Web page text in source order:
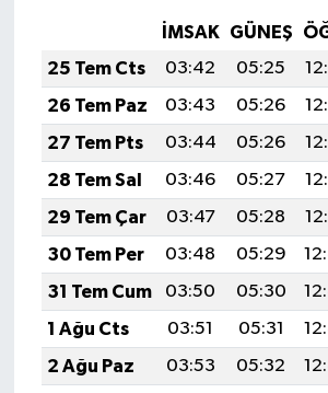
İMSAK GÜNEŞ
25 Tem Cts
03:42 05:25
26 Tem Paz
03:43 05:26
27 Tem Pts
03:44 05:26
28 Tem Sal
03:46 05:27
29 Tem Çar
03:47 05:28
30 Tem Per
03:48 05:29
31 Tem Cum
03:50 05:30
1 Ağu Cts
03:51 05:31
2 Ağu Paz
03:53 05:32